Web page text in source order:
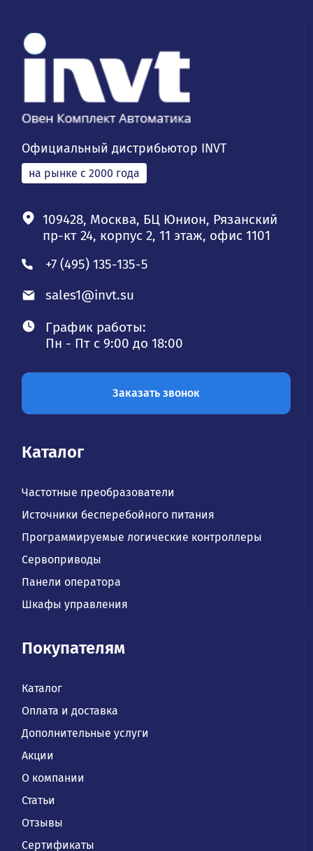
Официальный дистрибьютор INVT
на рынке с 2000 года
109428, Москва, БЦ Юнион, Рязанский
пр-кт 24, корпус 2, 11 этаж, офис 1101
+7 (495) 135-135-5
sales1@invt.su
График работы:
Пн - Пт с 9:00 до 18:00
Заказать звонок
Каталог
Частотные преобразователи
Источники бесперебойного питания
Программируемые логические контроллеры
Сервоприводы
Панели оператора
Шкафы управления
Покупателям
Каталог
Оплата и доставка
Дополнительные услуги
Акции
О компании
Статьи
Отзывы
Сертификаты